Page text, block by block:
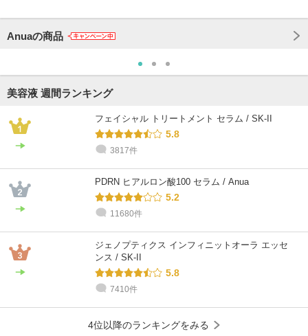
Anuaの商品
美容液 週間ランキング
フェイシャル トリートメント セラム / SK-II
5.8
3817件
PDRN ヒアルロン酸100 セラム / Anua
5.2
11680件
ジェノプティクス インフィニットオーラ エッセ
ンス / SK-II
5.8
7410件
4位以降のランキングをみる